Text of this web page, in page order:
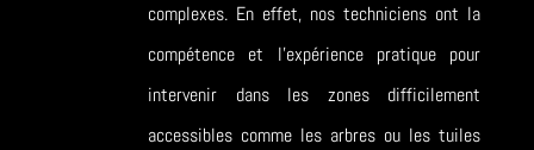
complexes. En effet, nos techniciens ont la
compétence et l’expérience pratique pour
intervenir dans les zones difficilement
accessibles comme les arbres ou les tuiles